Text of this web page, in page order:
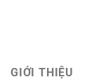
GIỚI THIỆU